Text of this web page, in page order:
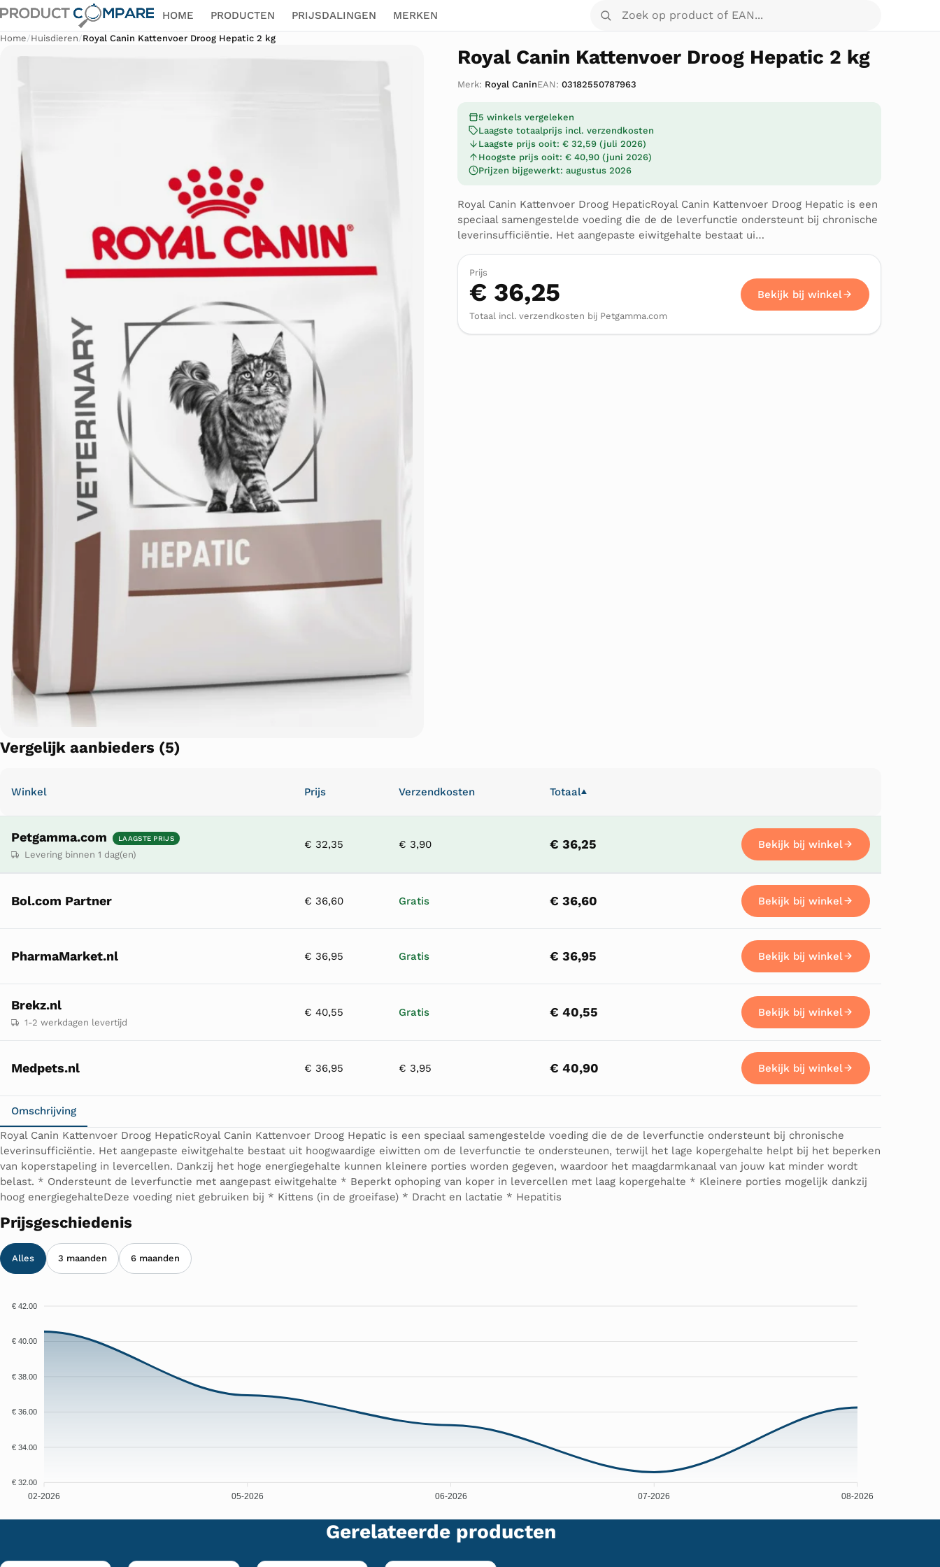
HOME PRODUCTEN PRIJSDALINGEN MERKEN
Zoek op product of EAN...
Home/Huisdieren/Royal Canin Kattenvoer Droog Hepatic 2 kg
Royal Canin Kattenvoer Droog Hepatic 2 kg
Merk: Royal CaninEAN: 03182550787963
5 winkels vergeleken
Laagste totaalprijs incl. verzendkosten
Laagste prijs ooit: € 32,59 (juli 2026)
Hoogste prijs ooit: € 40,90 (juni 2026)
Prijzen bijgewerkt: augustus 2026
Royal Canin Kattenvoer Droog HepaticRoyal Canin Kattenvoer Droog Hepatic is een
speciaal samengestelde voeding die de de leverfunctie ondersteunt bij chronische
leverinsufficiëntie. Het aangepaste eiwitgehalte bestaat ui…
Prijs
€ 36,25
Totaal incl. verzendkosten bij Petgamma.com
Bekijk bij winkel
Vergelijk aanbieders (5)
Winkel Prijs Verzendkosten Totaal▲
Petgamma.com LAAGSTE PRIJS
Levering binnen 1 dag(en)
€ 32,35 € 3,90 € 36,25 Bekijk bij winkel
Bol.com Partner € 36,60 Gratis € 36,60 Bekijk bij winkel
PharmaMarket.nl € 36,95 Gratis € 36,95 Bekijk bij winkel
Brekz.nl
1-2 werkdagen levertijd
€ 40,55 Gratis € 40,55 Bekijk bij winkel
Medpets.nl € 36,95 € 3,95 € 40,90 Bekijk bij winkel
Omschrijving
Royal Canin Kattenvoer Droog HepaticRoyal Canin Kattenvoer Droog Hepatic is een speciaal samengestelde voeding die de de leverfunctie ondersteunt bij chronische
leverinsufficiëntie. Het aangepaste eiwitgehalte bestaat uit hoogwaardige eiwitten om de leverfunctie te ondersteunen, terwijl het lage kopergehalte helpt bij het beperken
van koperstapeling in levercellen. Dankzij het hoge energiegehalte kunnen kleinere porties worden gegeven, waardoor het maagdarmkanaal van jouw kat minder wordt
belast. * Ondersteunt de leverfunctie met aangepast eiwitgehalte * Beperkt ophoping van koper in levercellen met laag kopergehalte * Kleinere porties mogelijk dankzij
hoog energiegehalteDeze voeding niet gebruiken bij * Kittens (in de groeifase) * Dracht en lactatie * Hepatitis
Prijsgeschiedenis
Alles 3 maanden 6 maanden
€ 42.00
€ 40.00
€ 38.00
€ 36.00
€ 34.00
€ 32.00
02-2026 05-2026 06-2026 07-2026 08-2026
Gerelateerde producten